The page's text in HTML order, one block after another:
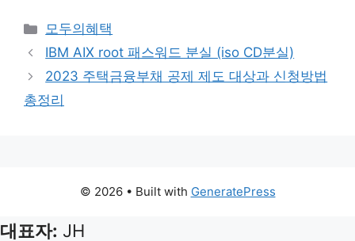
Categories
모두의혜택
IBM AIX root 패스워드 분실 (iso CD분실)
2023 주택금융부채 공제 제도 대상과 신청방법
총정리
© 2026 • Built with GeneratePress
대표자: JH